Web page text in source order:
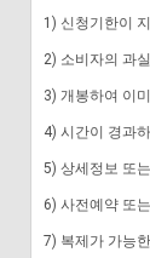
1) 신청기한이
2) 소비자의 과
3) 개봉하여 이
4) 시간이 경과
5) 상세정보 또
6) 사전예약 또
7) 복제가 가능